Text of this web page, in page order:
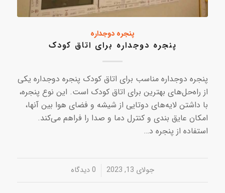
پنجره دوجداره
پنجره دوجداره برای اتاق کودک
پنجره دوجداره مناسب برای اتاق کودک پنجره دوجداره یکی
از راه‌حل‌های بهترین برای اتاق کودک است. این نوع پنجره،
با داشتن لایه‌های دوتایی از شیشه و فضای هوا بین آنها،
امکان عایق بندی و کنترل دما و صدا را فراهم می‌کند.
استفاده از پنجره د…
جولای 13, 2023 / 0 دیدگاه